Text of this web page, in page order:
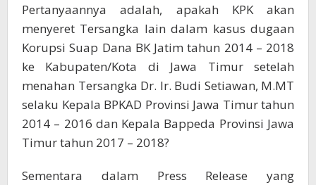
Pertanyaannya adalah, apakah KPK akan
menyeret Tersangka lain dalam kasus dugaan
Korupsi Suap Dana BK Jatim tahun 2014 – 2018
ke Kabupaten/Kota di Jawa Timur setelah
menahan Tersangka Dr. Ir. Budi Setiawan, M.MT
selaku Kepala BPKAD Provinsi Jawa Timur tahun
2014 – 2016 dan Kepala Bappeda Provinsi Jawa
Timur tahun 2017 – 2018?
Sementara dalam Press Release yang